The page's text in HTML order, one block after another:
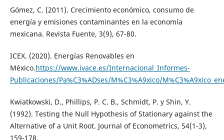
Gómez, C. (2011). Crecimiento económico, consumo de
energía y emisiones contaminantes en la economía
mexicana. Revista Fuente, 3(9), 67-80.
ICEX. (2020). Energías Renovables en
México.https://www.ivace.es/Internacional_Informes-
Publicaciones/Pa%C3%ADses/M%C3%A9xico/
Kwiatkowski, D., Phillips, P. C. B., Schmidt, P. y Shin, Y.
(1992). Testing the Null Hypothesis of Stationary against the
Alternative of a Unit Root. Journal of Econometrics, 54(1-3),
159-178.